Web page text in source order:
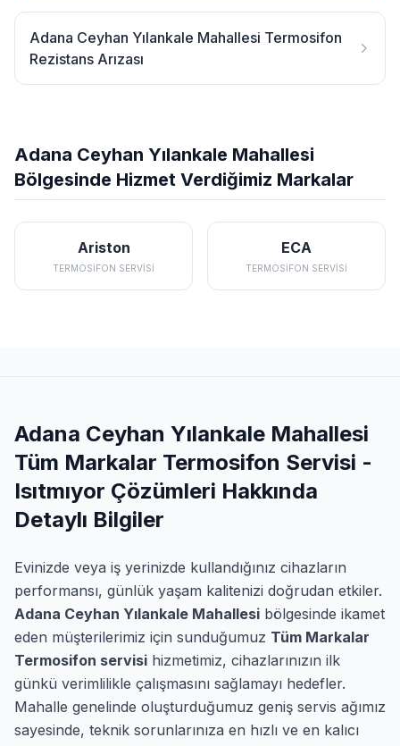
Adana Ceyhan Yılankale Mahallesi Termosifon
Rezistans Arızası
Adana Ceyhan Yılankale Mahallesi
Bölgesinde Hizmet Verdiğimiz Markalar
Ariston
TERMOSIFON SERVISI
ECA
TERMOSIFON SERVISI
Adana Ceyhan Yılankale Mahallesi
Tüm Markalar Termosifon Servisi -
Isıtmıyor Çözümleri Hakkında
Detaylı Bilgiler
Evinizde veya iş yerinizde kullandığınız cihazların
performansı, günlük yaşam kalitenizi doğrudan etkiler.
Adana Ceyhan Yılankale Mahallesi bölgesinde ikamet
eden müşterilerimiz için sunduğumuz Tüm Markalar
Termosifon servisi hizmetimiz, cihazlarınızın ilk
günkü verimlilikle çalışmasını sağlamayı hedefler.
Mahalle genelinde oluşturduğumuz geniş servis ağımız
sayesinde, teknik sorunlarınıza en hızlı ve en kalıcı